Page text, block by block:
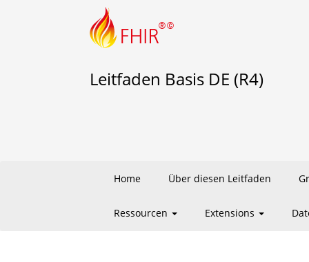
Leitfaden Basis DE (R4)
Home Über diesen Leitfaden
Ressourcen Extensions